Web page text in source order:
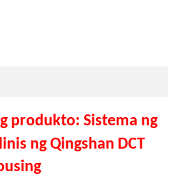
produkto: Sistema ng
ng Qingshan DCT